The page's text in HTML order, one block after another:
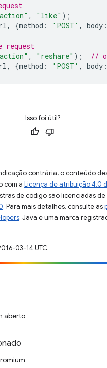
, "like" );
, {method : 'POST' , body :
request
, "reshare" );
//
, {method : 'POST' , body :
Isso foi útil?
contrária, o conteúdo
com a Licença de atribuição 4.0
de código são licenciadas
. Para mais detalhes, consulte as
. Java é uma marca
03-14 UTC.
aberto